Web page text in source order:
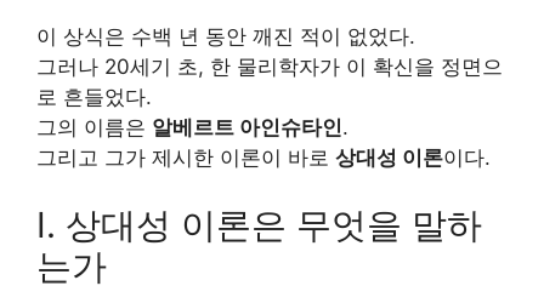
이 상식은 수백 년 동안 깨진 적이 없었다.
그러나 20세기 초, 한 물리학자가 이 확신을 정면으
로 흔들었다.
그의 이름은 알베르트 아인슈타인.
그리고 그가 제시한 이론이 바로 상대성 이론이다.
Ⅰ. 상대성 이론은 무엇을 말하
는가